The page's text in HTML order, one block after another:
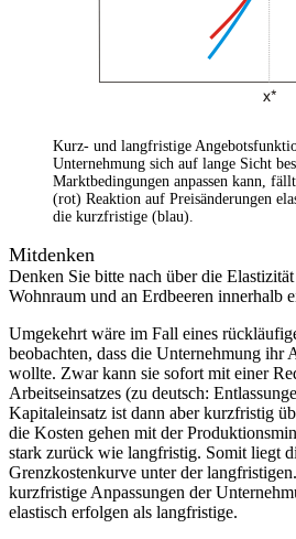
Kurz- und langfristige
Unternehmung sich auf lange Sicht
Marktbedingungen anpassen kann,
(rot) Reaktion auf Preisänderungen
die kurzfristige (blau).
Mitdenken
Denken Sie bitte nach über die
Wohnraum und an Erdbeeren innerhalb
Umgekehrt wäre im Fall eines
beobachten, dass die Unternehmung ihr
wollte. Zwar kann sie sofort mit einer
Arbeitseinsatzes (zu deutsch:
Kapitaleinsatz ist dann aber kurzfristig
die Kosten gehen mit der
stark zurück wie langfristig. Somit liegt
Grenzkostenkurve unter der
kurzfristige Anpassungen der
elastisch erfolgen als langfristige.